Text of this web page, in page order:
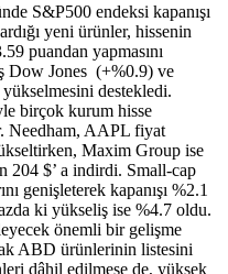
S&P500 endeksi kapanışı
yeni ürünler, hissenin
puandan yapmasını
Dow Jones (+%0.9) ve
destekledi.
birçok kurum hisse
Needham, AAPL fiyat
Maxim Group ise
204 $’ a indirdi. Small-cap
genişleterek kapanışı %2.1
ki yükseliş ise %4.7 oldu.
önemli bir gelişme
ABD ürünlerinin listesini
dâhil edilmese de, yüksek